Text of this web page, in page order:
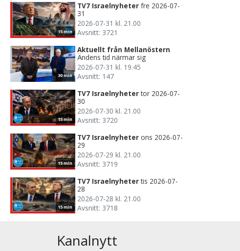
15 min
TV7 Israelnyheter fre 2026-07-
31
2026-07-31 kl. 21.00
Avsnitt: 3721
30 min
Aktuellt från Mellanöstern
Ändens tid närmar sig
2026-07-31 kl. 19.45
Avsnitt: 147
15 min
TV7 Israelnyheter tor 2026-07-
30
2026-07-30 kl. 21.00
Avsnitt: 3720
15 min
TV7 Israelnyheter ons 2026-07-
29
2026-07-29 kl. 21.00
Avsnitt: 3719
15 min
TV7 Israelnyheter tis 2026-07-
28
2026-07-28 kl. 21.00
Avsnitt: 3718
Kanalnytt